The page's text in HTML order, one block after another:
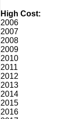
High Cost:
2006
2007
2008
2009
2010
2011
2012
2013
2014
2015
2016